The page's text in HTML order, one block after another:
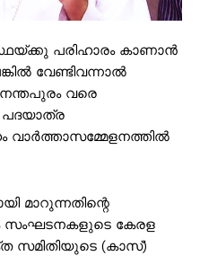
പരിഹാരം കാണാൻ
വേണ്ടിവന്നാൽ
വരെ
വാർത്താസമ്മേളനത്തിൽ
മാറുന്നതിന്റെ
സംഘടനകളുടെ കേരള
സമിതിയുടെ (കാസ്)